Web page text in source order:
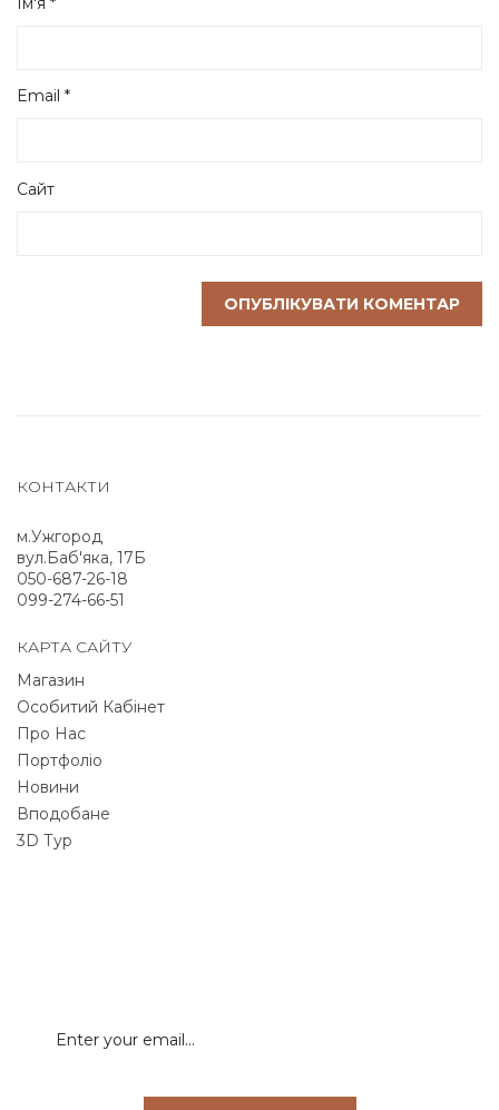
Email *
Сайт
КОНТАКТИ
м.Ужгород
вул.Баб'яка, 17Б
050-687-26-18
099-274-66-51
КАРТА САЙТУ
Магазин
Особитий Кабінет
Про Нас
Портфоліо
Новини
Вподобане
3D Тур